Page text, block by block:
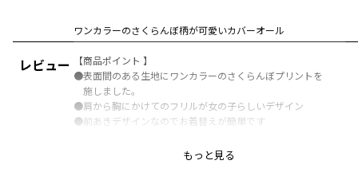
レビュー
ワンカラーのさくらんぼ柄が可愛いカバーオール
【商品ポイント 】
●表面間のある生地にワンカラーのさくらんぼプリントを
施しました。
●肩から胸にかけてのフリルが女の子らしいデザイン
●前あきデザインなのでお着替えが簡単です
branshesもっと見る